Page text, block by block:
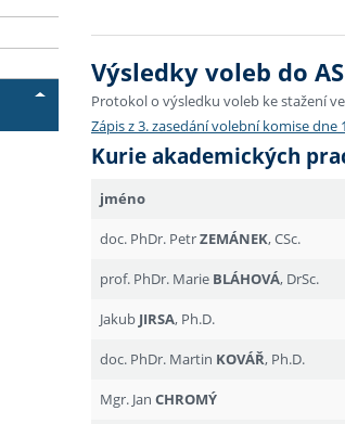
Výsledky voleb do
Protokol o výsledku voleb ke stažení
Zápis z 3. zasedání volební komise dne
Kurie akademických
jméno
doc. PhDr. PetrZEMÁNEK, CSc.
prof. PhDr. Marie BLÁHOVÁ, DrSc.
Jakub JIRSA, Ph.D.
doc. PhDr. Martin KOVÁŘ, Ph.D.
Mgr. JanCHROMÝ